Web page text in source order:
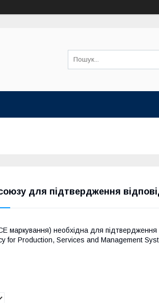
для підтвердження
маркування) необхідна для підтвердження
for Production, Services and Management